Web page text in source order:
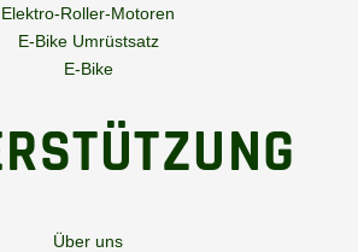
Elektro-Roller-Motoren
E-Bike Umrüstsatz
E-Bike
Über uns